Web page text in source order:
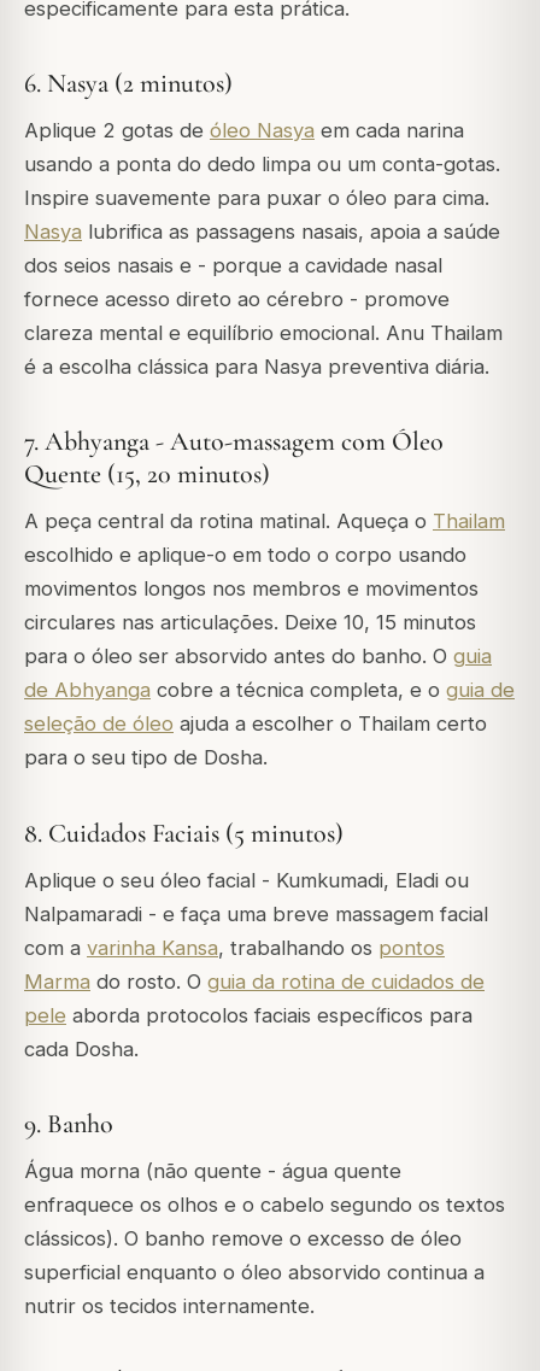
especificamente para esta prática.
6. Nasya (2 minutos)
Aplique 2 gotas de óleo Nasya em cada narina
usando a ponta do dedo limpa ou um conta-gotas.
Inspire suavemente para puxar o óleo para cima.
Nasya lubrifica as passagens nasais, apoia a saúde
dos seios nasais e - porque a cavidade nasal
fornece acesso direto ao cérebro - promove
clareza mental e equilíbrio emocional. Anu Thailam
é a escolha clássica para Nasya preventiva diária.
7. Abhyanga - Auto-massagem com Óleo
Quente (15, 20 minutos)
A peça central da rotina matinal. Aqueça o Thailam
escolhido e aplique-o em todo o corpo usando
movimentos longos nos membros e movimentos
circulares nas articulações. Deixe 10, 15 minutos
para o óleo ser absorvido antes do banho. O guia
de Abhyanga cobre a técnica completa, e o guia de
seleção de óleo ajuda a escolher o Thailam certo
para o seu tipo de Dosha.
8. Cuidados Faciais (5 minutos)
Aplique o seu óleo facial - Kumkumadi, Eladi ou
Nalpamaradi - e faça uma breve massagem facial
com a varinha Kansa, trabalhando os pontos
Marma do rosto. O guia da rotina de cuidados de
pele aborda protocolos faciais específicos para
cada Dosha.
9. Banho
Água morna (não quente - água quente
enfraquece os olhos e o cabelo segundo os textos
clássicos). O banho remove o excesso de óleo
superficial enquanto o óleo absorvido continua a
nutrir os tecidos internamente.